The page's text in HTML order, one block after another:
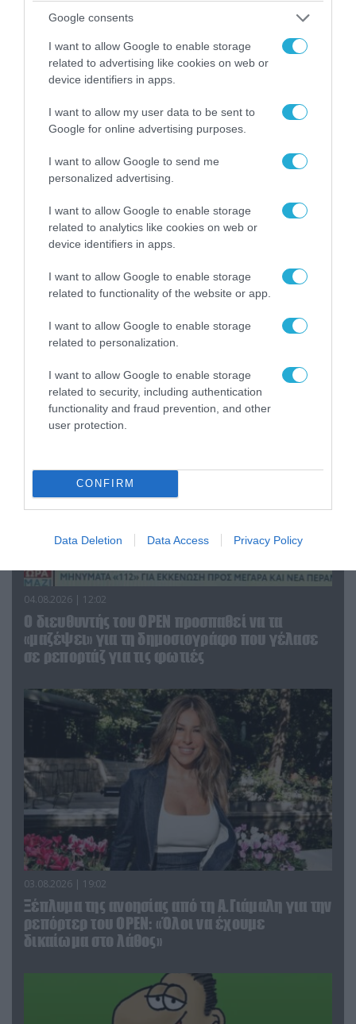
Google consents
I want to allow Google to enable storage
related to advertising like cookies on web or
device identifiers in apps.
I want to allow my user data to be sent to
Google for online advertising purposes.
I want to allow Google to send me
personalized advertising.
I want to allow Google to enable storage
related to analytics like cookies on web or
device identifiers in apps.
I want to allow Google to enable storage
related to functionality of the website or app.
I want to allow Google to enable storage
related to personalization.
I want to allow Google to enable storage
related to security, including authentication
functionality and fraud prevention, and other
user protection.
CONFIRM
Data Deletion Data Access Privacy Policy
04.08.2026 | 15:02
Αυτή την ώρα το τελευταίο «αντίο» στον πρώην
υπουργό Ι.Βαρβιτσιώτη (φωτο)
Η ανακοίνωση του Πανελλήνιου Σωματείου
Πυροσβεστών για την δημοσιογράφο του OPEN
που γέλασε στη φωτιά
04.08.2026 | 12:02
O διευθυντής του OPEN προσπαθεί να τα
«μαζέψει» για τη δημοσιογράφο που γέλασε
σε ρεπορτάζ για τις φωτιές
03.08.2026 | 19:02
Ξέπλυμα της ανοησίας από τη Α.Γιάμαλη για την
ρεπόρτερ του ΟΡΕΝ: «Όλοι να έχουμε
δικαίωμα στο λάθος»